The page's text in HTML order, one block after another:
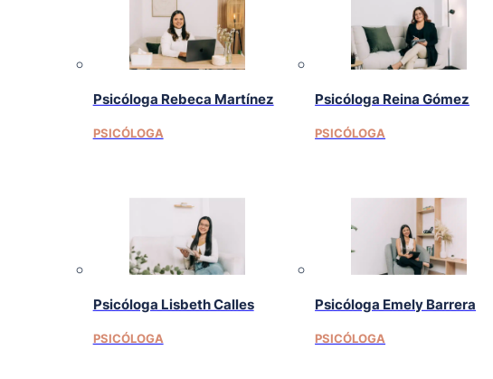
Psicóloga Rebeca Martínez
PSICÓLOGA
Psicóloga Reina Gómez
PSICÓLOGA
Psicóloga Lisbeth Calles
PSICÓLOGA
Psicóloga Emely Barrera
PSICÓLOGA